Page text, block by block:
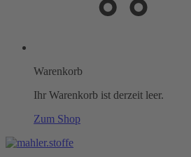
Warenkorb
Ihr Warenkorb ist derzeit leer.
Zum Shop